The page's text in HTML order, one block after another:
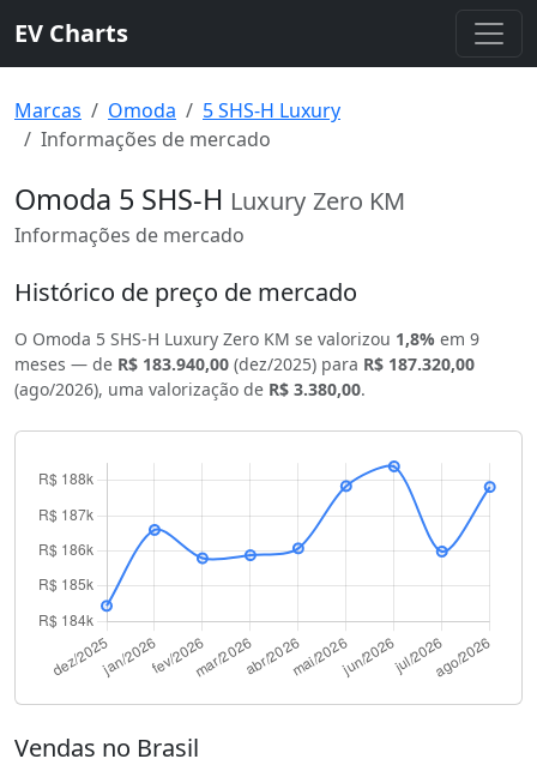
EV Charts
Marcas Omoda
5 SHS-H Luxury
Informações de mercado
Omoda 5 SHS-H Luxury Zero KM
Informações de mercado
Histórico de preço de mercado
O Omoda 5 SHS-H Luxury Zero KM se valorizou 1,8% em 9
meses — de R$ 183.940,00 (dez/2025) para R$ 187.320,00
(ago/2026), uma valorização de R$ 3.380,00.
Vendas no Brasil